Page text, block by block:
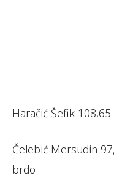
Haračić Šefik
Čelebić Mersudin
brdo